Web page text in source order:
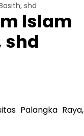
shd
Islam
shd
Palangka Raya,